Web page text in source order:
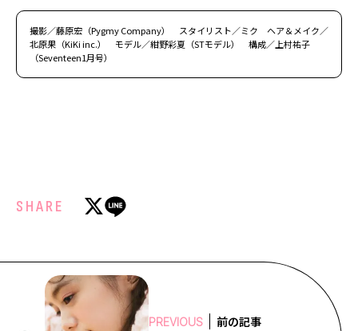
撮影／藤原宏（Pygmy Company） スタイリスト／ミク ヘア＆メイク／
北原果（KiKi inc.） モデル／紺野彩夏（STモデル） 構成／上村祐子
（Seventeen1月号）
SHARE
PREVIOUS 前の記事